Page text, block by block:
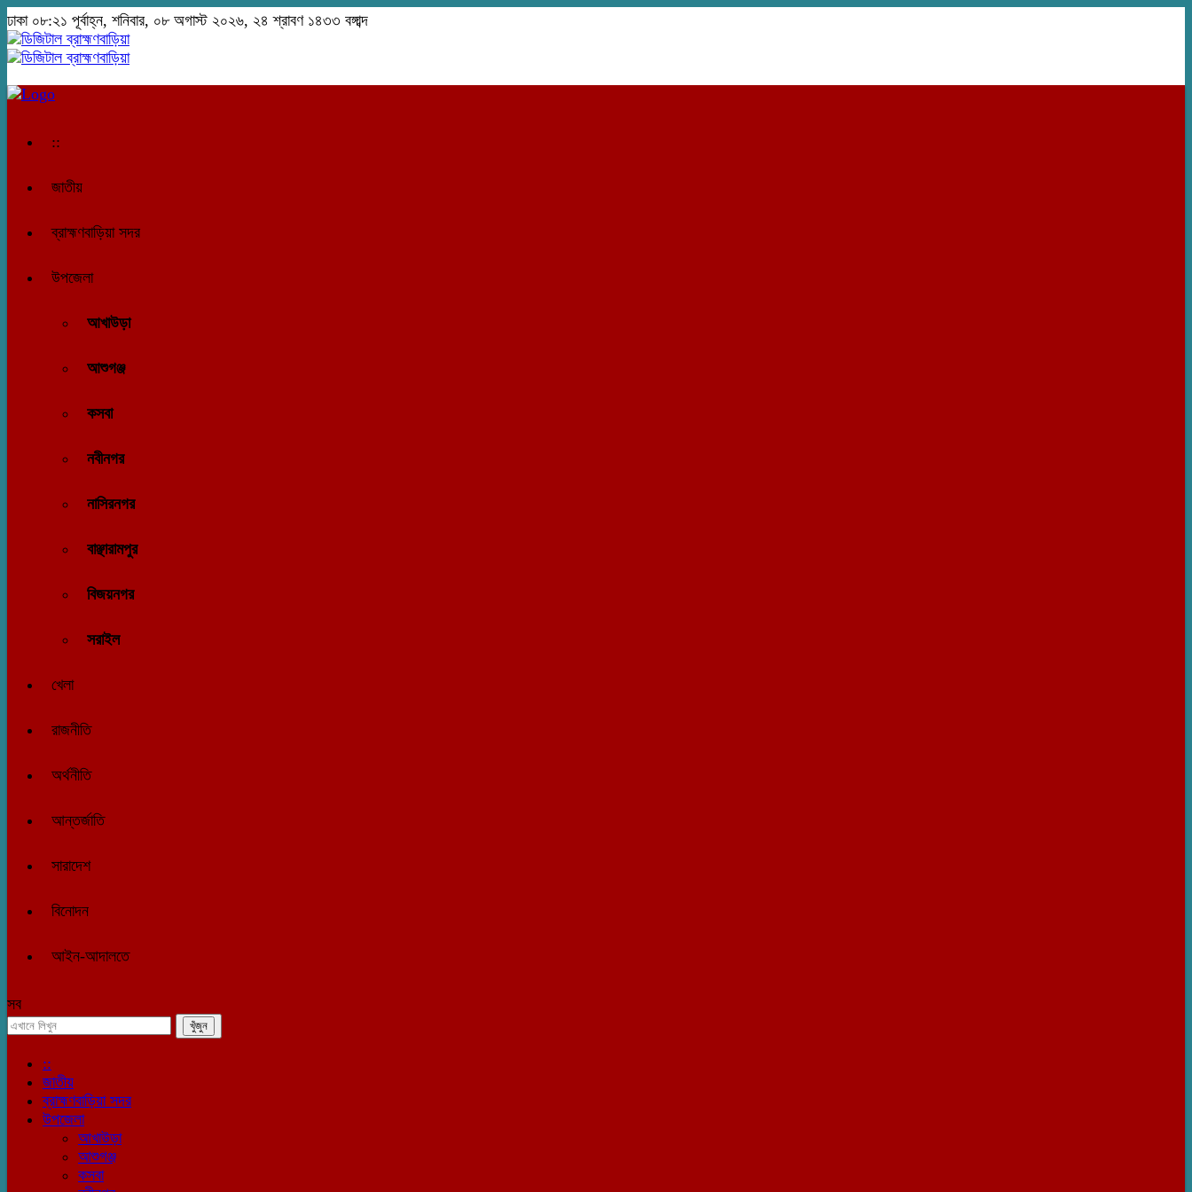
ঢাকা ০৮:২১ পূর্বাহ্ন, শনিবার, ০৮ অগাস্ট ২০২৬, ২৪ শ্রাবণ ১৪৩৩ বঙ্গাব্দ
::
জাতীয়
ব্রাহ্মণবাড়িয়া সদর
উপজেলা
আখাউড়া
আশুগঞ্জ
কসবা
নবীনগর
নাসিরনগর
বাঞ্ছারামপুর
বিজয়নগর
সরাইল
খেলা
রাজনীতি
অর্থনীতি
আন্তর্জাতি
সারাদেশ
বিনোদন
আইন-আদালতে
সব
::
জাতীয়
ব্রাহ্মণবাড়িয়া সদর
উপজেলা
আখাউড়া
আশুগঞ্জ
কসবা